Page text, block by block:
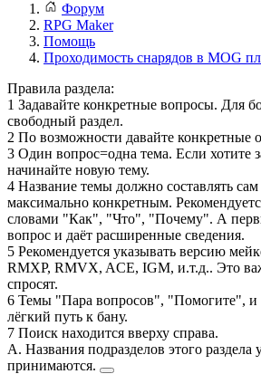
Форум
RPG Maker
Помощь
Проходимость снарядов в MOG
Правила раздела:
1 Задавайте конкретные вопросы. Для
свободный раздел.
2 По возможности давайте конкретные
3 Один вопрос=одна тема. Если хотите
начинайте новую тему.
4 Название темы должно составлять
максимально конкретным.
словами "Как", "Что", "Почему". А
вопрос и даёт расширенные сведения.
5 Рекомендуется указывать версию
RMXP, RMVX, ACE, IGM, и.т.д.. Это
спросят.
6 Темы "Пара вопросов", "Помогите",
лёгкий путь к бану.
7 Поиск находится вверху справа.
А. Названия подразделов этого
принимаются.